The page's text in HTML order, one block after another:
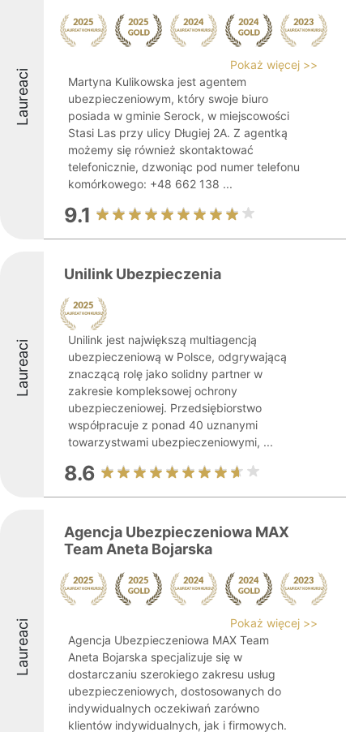
Laureaci
Pokaż więcej >>
Martyna Kulikowska jest agentem
ubezpieczeniowym, który swoje biuro
posiada w gminie Serock, w miejscowości
Stasi Las przy ulicy Długiej 2A. Z agentką
możemy się również skontaktować
telefonicznie, dzwoniąc pod numer telefonu
komórkowego: +48 662 138 ...
9.1
Laureaci
Unilink Ubezpieczenia
Unilink jest największą multiagencją
ubezpieczeniową w Polsce, odgrywającą
znaczącą rolę jako solidny partner w
zakresie kompleksowej ochrony
ubezpieczeniowej. Przedsiębiorstwo
współpracuje z ponad 40 uznanymi
towarzystwami ubezpieczeniowymi, ...
8.6
Laureaci
Agencja Ubezpieczeniowa MAX
Team Aneta Bojarska
Pokaż więcej >>
Agencja Ubezpieczeniowa MAX Team
Aneta Bojarska specjalizuje się w
dostarczaniu szerokiego zakresu usług
ubezpieczeniowych, dostosowanych do
indywidualnych oczekiwań zarówno
klientów indywidualnych, jak i firmowych.